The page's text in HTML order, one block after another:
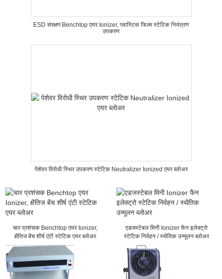
ESD संरक्षण Benchtop एयर Ionizer, प्लास्टिक फिल्म स्टेटिक नियंत्रण
उपकरण
पेशेवर विरोधी स्थिर उपकरण स्टेटिक Neutralizer Ionized एयर ब्लोअर
चार प्रशंसक Benchtop एयर Ionizer,
क्षैतिज बेंच शीर्ष एंटी स्टेटिक एयर ब्लोअर
एडजस्टेबल मिनी Ionizer फैन इलेक्ट्रो
स्टेटिक निर्वहन / स्थैतिक उन्मूलन ब्लोअर